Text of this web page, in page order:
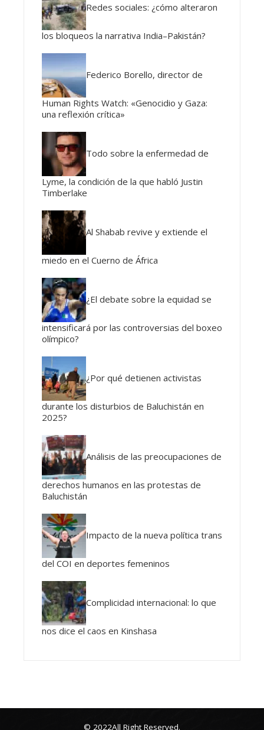
Redes sociales: ¿cómo alteraron
los bloqueos la narrativa India–Pakistán?
Federico Borello, director de
Human Rights Watch: «Genocidio y Gaza:
una reflexión crítica»
Todo sobre la enfermedad de
Lyme, la condición de la que habló Justin
Timberlake
Al Shabab revive y extiende el
miedo en el Cuerno de África
¿El debate sobre la equidad se
intensificará por las controversias del boxeo
olímpico?
¿Por qué detienen activistas
durante los disturbios de Baluchistán en
2025?
Análisis de las preocupaciones de
derechos humanos en las protestas de
Baluchistán
Impacto de la nueva política trans
del COI en deportes femeninos
Complicidad internacional: lo que
nos dice el caos en Kinshasa
© 2022All Right Reserved.